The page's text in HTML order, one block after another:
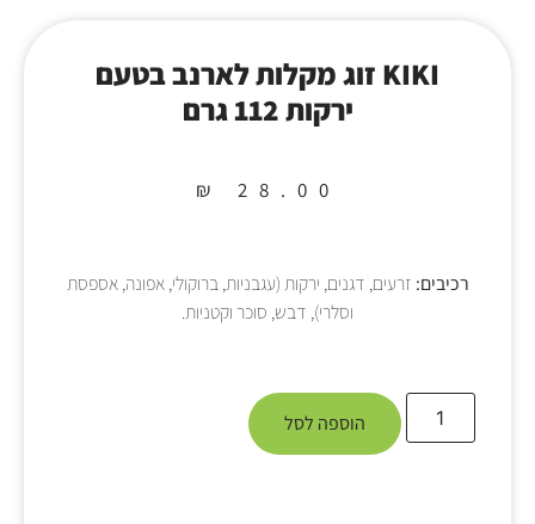
KIKI זוג מקלות לארנב בטעם
ירקות 112 גרם
₪ 28.00
רכיבים: זרעים, דגנים, ירקות (עגבניות, ברוקולי, אפונה, אספסת
וסלרי), דבש, סוכר וקטניות.
הוספה לסל